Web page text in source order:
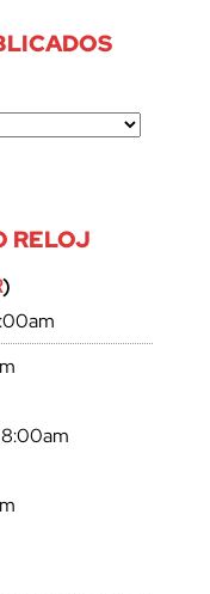
RELOJ
)
8:00am